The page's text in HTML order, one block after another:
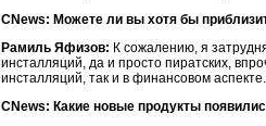
CNews: Можете ли вы хотя бы
Рамиль Яфизов: К сожалению, я
инсталляций, да и просто пиратских,
инсталляций, так и в финансовом
CNews: Какие новые продукты